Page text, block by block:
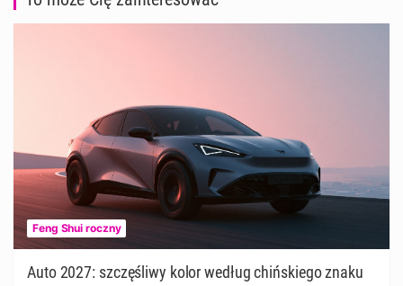
Feng Shui roczny
Auto 2027: szczęśliwy kolor według chińskiego znaku